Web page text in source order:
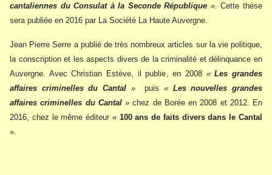
cantaliennes du Consulat à la Seconde République ».Cette thèse
sera publiée en 2016 par La Société La Haute Auvergne.
Jean Pierre Serre a publié de très nombreux articles sur la vie politique,
la conscription et les aspects divers de la criminalité et délinquance en
Auvergne. Avec Christian Estève, il publie, en 2008 «Les grandes
affaires criminelles du Cantal » puis « Les nouvelles grandes
affaires criminelles du Cantal»chez de Borée en 2008 et 2012. En
2016, chez le même éditeur «100 ans de faits divers dans le Cantal
».